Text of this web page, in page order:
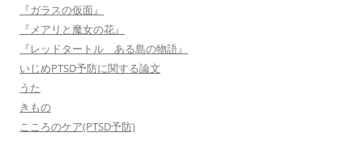
『ガラスの仮面』
『メアリと魔女の花』
『レッドタートル ある島の物語』
いじめPTSD予防に関する論文
うた
きもの
こころのケア(PTSD予防)